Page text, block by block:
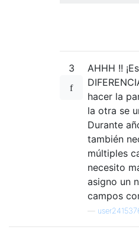
3
AHHH !!
hacer la
la otra se
Durante
también
múltiples
necesito
asigno un
campos